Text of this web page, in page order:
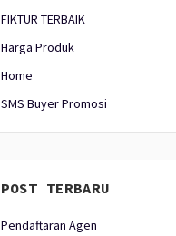
FIKTUR TERBAIK
Harga Produk
Home
SMS Buyer Promosi
POST TERBARU
Pendaftaran Agen